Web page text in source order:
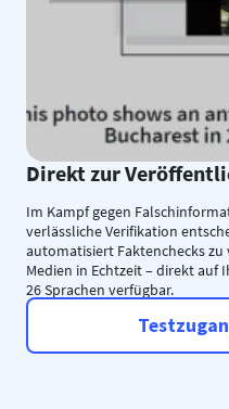
Direkt zur
Im Kampf gegen
verlässliche Verifikation
automatisiert Faktenchecks
Medien in Echtzeit – direkt auf
26 Sprachen verfügbar.